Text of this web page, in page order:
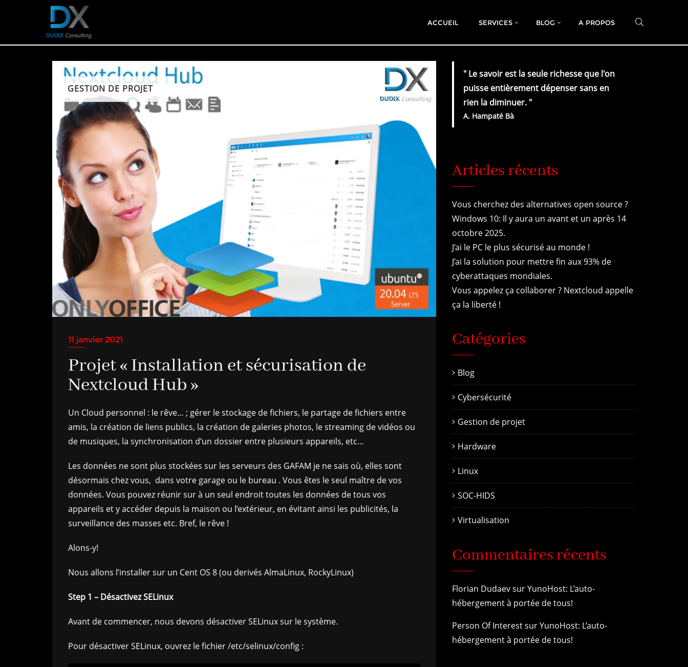
ACCUEIL SERVICES BLOG A PROPOS
GESTION DE PROJET
11 janvier 2021
Projet « Installation et sécurisation de
Nextcloud Hub »
Un Cloud personnel : le rêve… ; gérer le stockage de fichiers, le partage de fichiers entre
amis, la création de liens publics, la création de galeries photos, le streaming de vidéos ou
de musiques, la synchronisation d’un dossier entre plusieurs appareils, etc…
Les données ne sont plus stockées sur les serveurs des GAFAM je ne sais où, elles sont
désormais chez vous, dans votre garage ou le bureau . Vous êtes le seul maître de vos
données. Vous pouvez réunir sur à un seul endroit toutes les données de tous vos
appareils et y accéder depuis la maison ou l’extérieur, en évitant ainsi les publicités, la
surveillance des masses etc. Bref, le rêve !
Alons-y!
Nous allons l’installer sur un Cent OS 8 (ou derivés AlmaLinux, RockyLinux)
Step 1 – Désactivez SELinux
Avant de commencer, nous devons désactiver SELinux sur le système.
Pour désactiver SELinux, ouvrez le fichier /etc/selinux/config :
" Le savoir est la seule richesse que l'on
puisse entièrement dépenser sans en
rien la diminuer. "
A. Hampaté Bà
Articles récents
Vous cherchez des alternatives open source ?
Windows 10: Il y aura un avant et un après 14
octobre 2025.
J’ai le PC le plus sécurisé au monde !
J’ai la solution pour mettre fin aux 93% de
cyberattaques mondiales.
Vous appelez ça collaborer ? Nextcloud appelle
ça la liberté !
Catégories
Blog
Cybersécurité
Gestion de projet
Hardware
Linux
SOC-HIDS
Virtualisation
Commentaires récents
Florian DudaevsurYunoHost: L’auto-
hébergement à portée de tous!
Person Of InterestsurYunoHost: L’auto-
hébergement à portée de tous!